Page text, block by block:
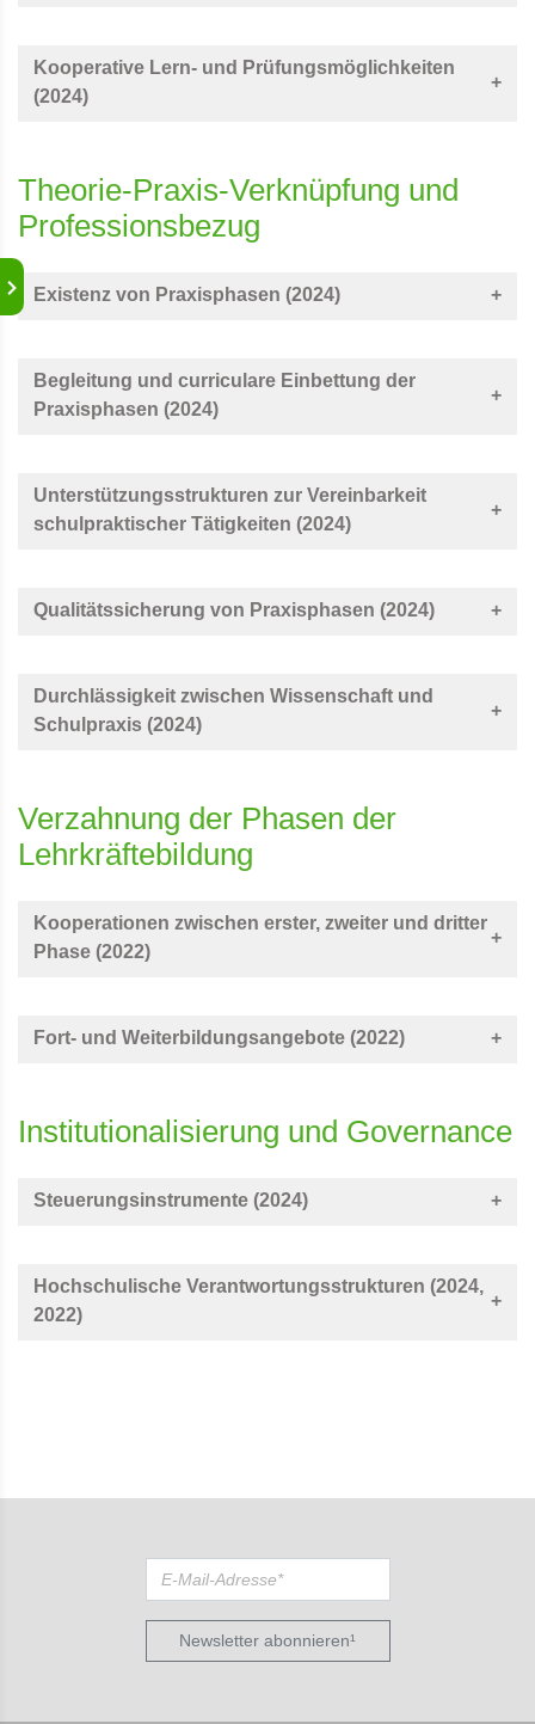
Kooperative Lern- und Prüfungsmöglichkeiten
(2024)
Theorie-Praxis-Verknüpfung und
Professionsbezug
Existenz von Praxisphasen (2024)
Begleitung und curriculare Einbettung der
Praxisphasen (2024)
Unterstützungsstrukturen zur Vereinbarkeit
schulpraktischer Tätigkeiten (2024)
Qualitätssicherung von Praxisphasen (2024)
Durchlässigkeit zwischen Wissenschaft und
Schulpraxis (2024)
Verzahnung der Phasen der
Lehrkräftebildung
Kooperationen zwischen erster, zweiter und dritter
Phase (2022)
Fort- und Weiterbildungsangebote (2022)
Institutionalisierung und Governance
Steuerungsinstrumente (2024)
Hochschulische Verantwortungsstrukturen (2024,
2022)
Newsletter abonnieren¹